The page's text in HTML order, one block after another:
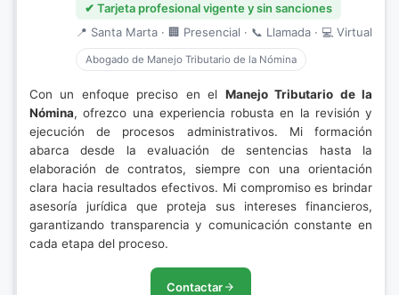
✔ Tarjeta profesional vigente y sin sanciones
📍 Santa Marta · 🏢 Presencial · 📞 Llamada · 💻 Virtual
Abogado de Manejo Tributario de la Nómina
Con un enfoque preciso en el Manejo Tributario de la
Nómina, ofrezco una experiencia robusta en la revisión y
ejecución de procesos administrativos. Mi formación
abarca desde la evaluación de sentencias hasta la
elaboración de contratos, siempre con una orientación
clara hacia resultados efectivos. Mi compromiso es brindar
asesoría jurídica que proteja sus intereses financieros,
garantizando transparencia y comunicación constante en
cada etapa del proceso.
Contactar